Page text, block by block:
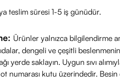
teslim süresi 1-5 iş günüdür.
Ürünler yalnızca bilgilendirme
dengeli ve çeşitli
yerde saklayın. Uygun sıvı
numarası kutu üzerindedir. Besin